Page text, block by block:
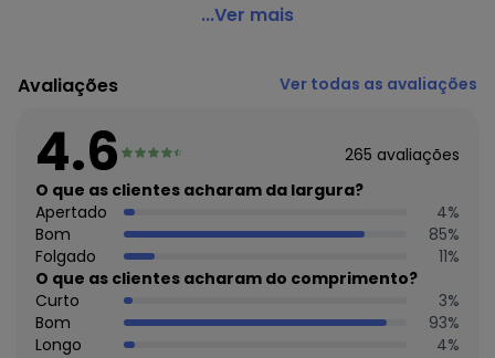
Marguerite - Blusa Folhagem Bege com Alças Plus Size
Modelagem: Solto
Decote frente: Redondo
Tecido: Malha
Composição: 92% poliéster 8% elastano
...Ver mais
Avaliações Ver todas as avaliações
4.6 265 avaliações
O que as clientes acharam da largura?
Apertado
4%
Bom
85%
Folgado
11%
O que as clientes acharam do comprimento?
Curto
3%
Bom
93%
Longo
4%